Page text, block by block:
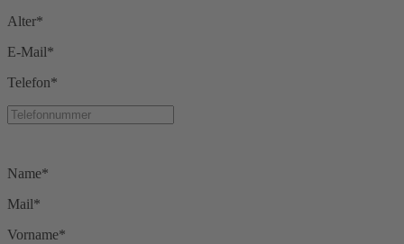
Alter*
E-Mail*
Telefon*
Name*
Mail*
Vorname*